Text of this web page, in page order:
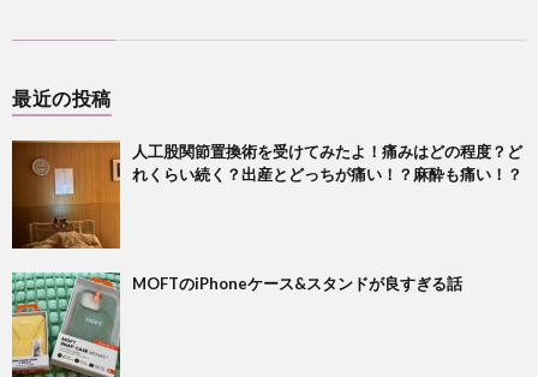
最近の投稿
人工股関節置換術を受けてみたよ！痛みはどの程度？ど
れくらい続く？出産とどっちが痛い！？麻酔も痛い！？
MOFTのiPhoneケース&スタンドが良すぎる話